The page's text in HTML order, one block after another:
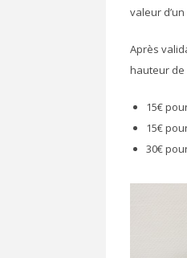
valeur
Après
hauteur de
15€
15€
30€